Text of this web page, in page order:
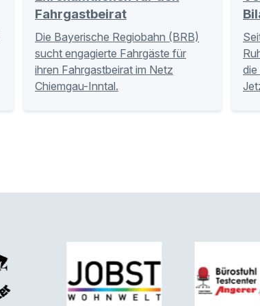
Fahrgastbeirat
Die Bayerische Regiobahn (BRB)
sucht engagierte Fahrgäste für
ihren Fahrgastbeirat im Netz
Chiemgau-Inntal.
die